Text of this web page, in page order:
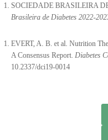
SOCIEDADE BRASILEIRA
Brasileira de Diabetes 2022-
EVERT, A. B. et al. Nutrition
A Consensus Report. Diabetes
10.2337/dci19-0014